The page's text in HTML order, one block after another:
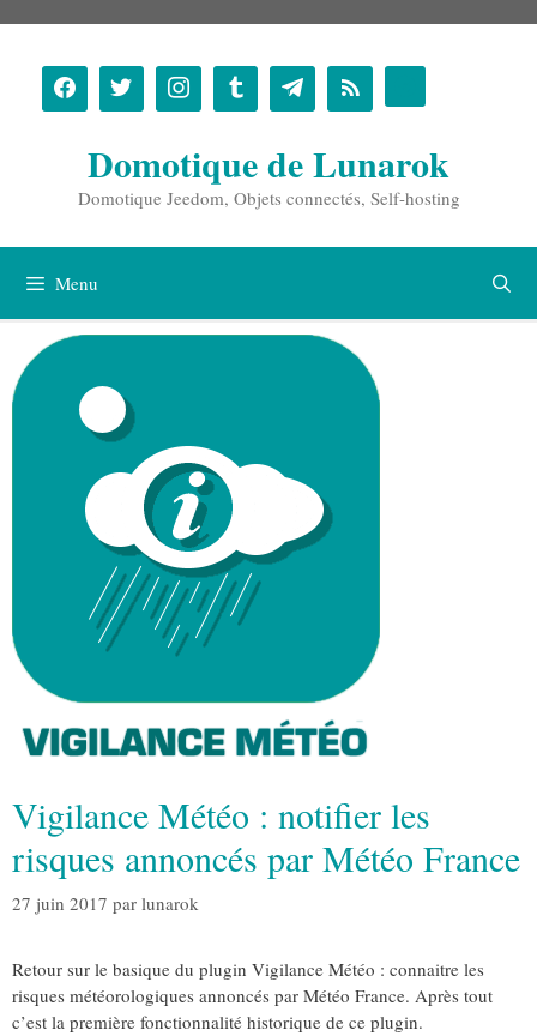
contenu
Domotique de Lunarok
Domotique Jeedom, Objets connectés, Self-hosting
Menu
Vigilance Météo : notifier les
risques annoncés par Météo France
27 juin 2017 par lunarok
Retour sur le basique du plugin Vigilance Météo : connaitre les
risques météorologiques annoncés par Météo France. Après tout
c’est la première fonctionnalité historique de ce plugin.